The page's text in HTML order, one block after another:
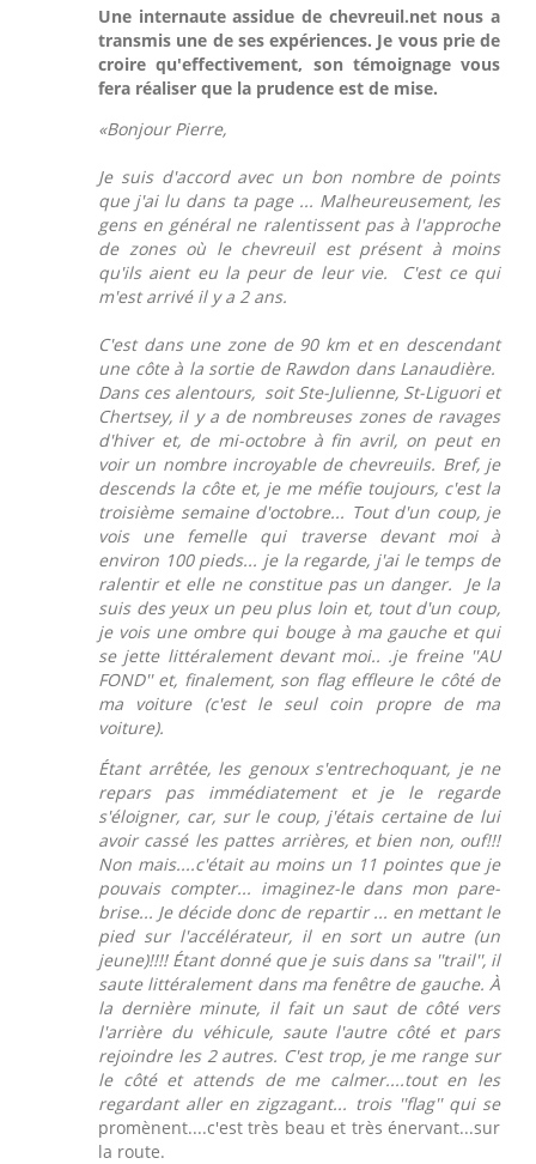
Une internaute assidue de chevreuil.net nous a
transmis une de ses expériences. Je vous prie de
croire qu'effectivement, son témoignage vous
fera réaliser que la prudence est de mise.
«Bonjour Pierre,
Je suis d'accord avec un bon nombre de points
que j'ai lu dans ta page ... Malheureusement, les
gens en général ne ralentissent pas à l'approche
de zones où le chevreuil est présent à moins
qu'ils aient eu la peur de leur vie. C'est ce qui
m'est arrivé il y a 2 ans.
C'est dans une zone de 90 km et en descendant
une côte à la sortie de Rawdon dans Lanaudière.
Dans ces alentours, soit Ste-Julienne, St-Liguori et
Chertsey, il y a de nombreuses zones de ravages
d'hiver et, de mi-octobre à fin avril, on peut en
voir un nombre incroyable de chevreuils. Bref, je
descends la côte et, je me méfie toujours, c'est la
troisième semaine d'octobre... Tout d'un coup, je
vois une femelle qui traverse devant moi à
environ 100 pieds... je la regarde, j'ai le temps de
ralentir et elle ne constitue pas un danger. Je la
suis des yeux un peu plus loin et, tout d'un coup,
je vois une ombre qui bouge à ma gauche et qui
se jette littéralement devant moi.. .je freine ''AU
FOND'' et, finalement, son flag effleure le côté de
ma voiture (c'est le seul coin propre de ma
voiture).
Étant arrêtée, les genoux s'entrechoquant, je ne
repars pas immédiatement et je le regarde
s'éloigner, car, sur le coup, j'étais certaine de lui
avoir cassé les pattes arrières, et bien non, ouf!!!
Non mais....c'était au moins un 11 pointes que je
pouvais compter... imaginez-le dans mon pare-
brise... Je décide donc de repartir ... en mettant le
pied sur l'accélérateur, il en sort un autre (un
jeune)!!!! Étant donné que je suis dans sa ''trail'', il
saute littéralement dans ma fenêtre de gauche. À
la dernière minute, il fait un saut de côté vers
l'arrière du véhicule, saute l'autre côté et pars
rejoindre les 2 autres. C'est trop, je me range sur
le côté et attends de me calmer....tout en les
regardant aller en zigzagant... trois ''flag'' qui se
promènent....c'est très beau et très énervant...sur
la route.